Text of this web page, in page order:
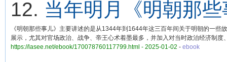
12. 当年明月《明朝那
《明朝那些事儿》主要讲述的是从1344年到1644年这三百年间关于明朝的一
展示，尤其对官场政治、战争、帝王心术着墨最多，并加入对当时政治经济制
https://lasee.net/ebook/170078760117799.html - 2025-01-02 - ebook